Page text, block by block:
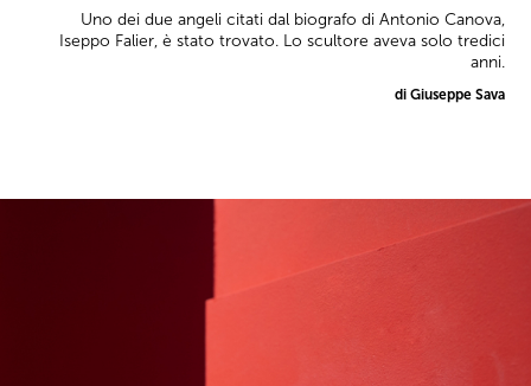
Uno dei due angeli citati dal biografo di Antonio Canova,
Iseppo Falier, è stato trovato. Lo scultore aveva solo tredici
anni.
di Giuseppe Sava